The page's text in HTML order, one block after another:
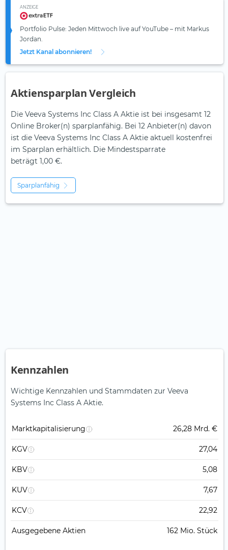
ANZEIGE
Portfolio Pulse: Jeden Mittwoch live auf YouTube – mit Markus
Jordan.
Jetzt Kanal abonnieren!
Aktiensparplan Vergleich
Die Veeva Systems Inc Class A Aktie ist bei insgesamt 12
Online Broker(n) sparplanfähig. Bei 12 Anbieter(n) davon
ist die Veeva Systems Inc Class A Aktie aktuell kostenfrei
im Sparplan erhältlich. Die Mindestsparrate
beträgt 1,00 €.
Sparplanfähig
Kennzahlen
Wichtige Kennzahlen und Stammdaten zur Veeva
Systems Inc Class A Aktie.
Marktkapitalisierung 26,28 Mrd. €
KGV 27,04
KBV 5,08
KUV 7,67
KCV 22,92
Ausgegebene Aktien 162 Mio. Stück